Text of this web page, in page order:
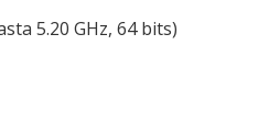
5.20 GHz, 64 bits)